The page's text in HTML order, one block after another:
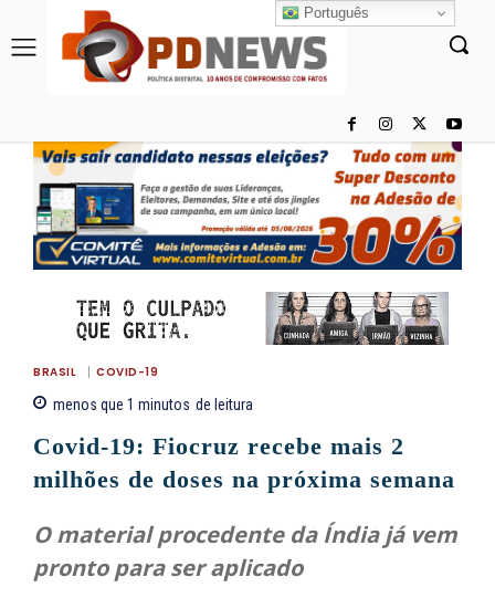
BRASIL COVID-19
menos que 1 minutos de leitura
Covid-19: Fiocruz recebe mais 2
milhões de doses na próxima semana
O material procedente da Índia já vem
pronto para ser aplicado
Português